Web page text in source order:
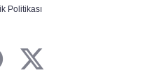
Politikası